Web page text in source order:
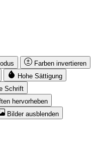
Farben invertieren
Hohe Sättigung
Schrift
hervorheben
Bilder ausblenden